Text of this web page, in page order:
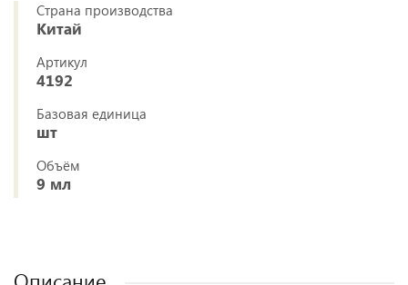
Страна производства
Китай
Артикул
4192
Базовая единица
шт
Объём
9 мл